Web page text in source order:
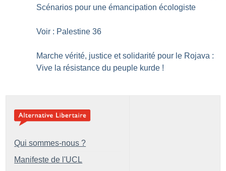
Scénarios pour une émancipation écologiste
Voir : Palestine 36
Marche vérité, justice et solidarité pour le Rojava :
Vive la résistance du peuple kurde !
Qui sommes-nous ?
Manifeste de l'UCL